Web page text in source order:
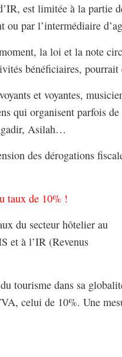
est limitée à la partie
par l’intermédiaire
la loi et la note
bénéficiaires,
et voyantes,
qui organisent parfois
Asilah…
des dérogations
taux de 10% !
du secteur hôtelier au
et à l’IR (Revenus
tourisme dans sa
celui de 10%. Une